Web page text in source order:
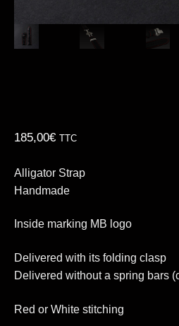
185,00€ TTC
Alligator Strap
Handmade
Inside marking MB logo
Delivered with its folding clasp
Delivered without a spring bars
Red or White stitching